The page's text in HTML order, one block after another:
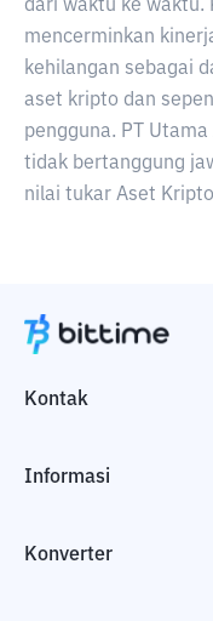
dari waktu ke waktu.
mencerminkan
kehilangan sebagai
aset kripto dan
pengguna. PT
tidak bertanggung
nilai tukar Aset
Kontak
Informasi
Konverter